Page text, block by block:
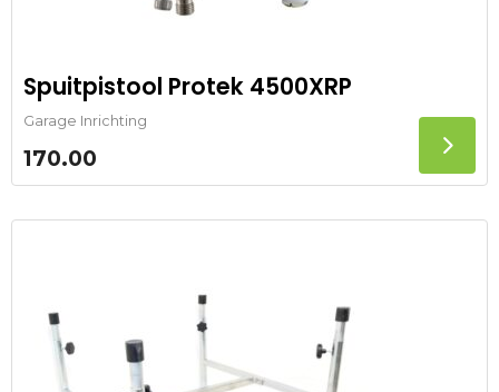
Spuitpistool Protek 4500XRP
Garage Inrichting
170.00